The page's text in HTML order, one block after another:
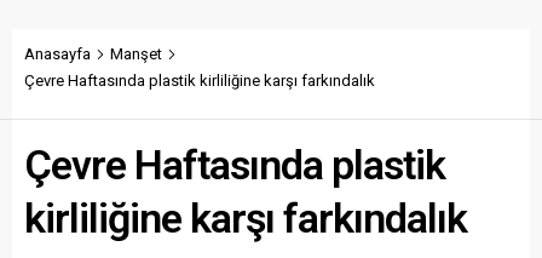
savundu.
Anasayfa
Manşet
Çevre Haftasında plastik kirliliğine karşı farkındalık
Çevre Haftasında plastik
kirliliğine karşı farkındalık